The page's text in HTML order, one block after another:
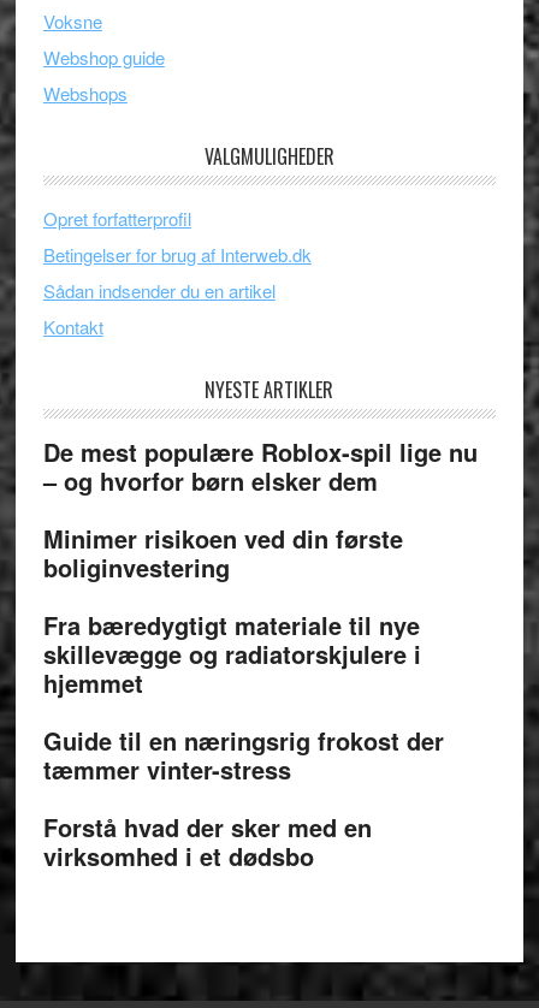
Voksne
Webshop guide
Webshops
VALGMULIGHEDER
Opret forfatterprofil
Betingelser for brug af Interweb.dk
Sådan indsender du en artikel
Kontakt
NYESTE ARTIKLER
De mest populære Roblox-spil lige nu
– og hvorfor børn elsker dem
Minimer risikoen ved din første
boliginvestering
Fra bæredygtigt materiale til nye
skillevægge og radiatorskjulere i
hjemmet
Guide til en næringsrig frokost der
tæmmer vinter-stress
Forstå hvad der sker med en
virksomhed i et dødsbo